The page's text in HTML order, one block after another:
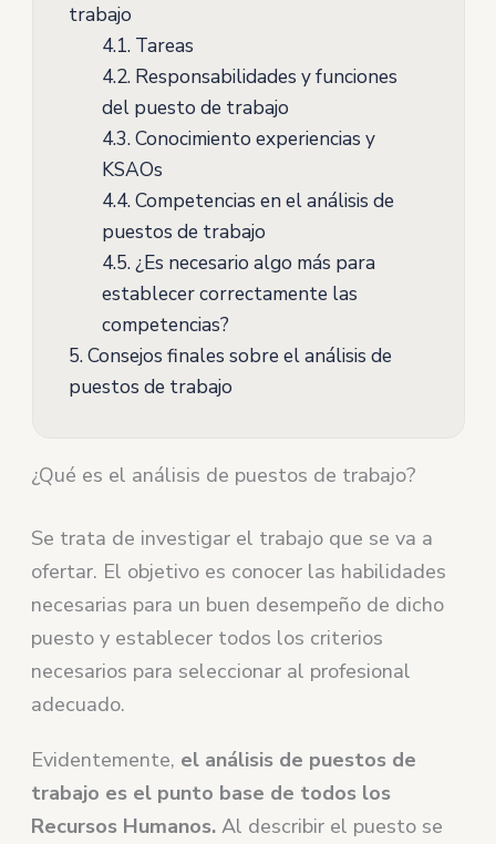
trabajo
4.1.Tareas
4.2.Responsabilidades y funciones
del puesto de trabajo
4.3.Conocimiento experiencias y
KSAOs
4.4.Competencias en el análisis de
puestos de trabajo
4.5.¿Es necesario algo más para
establecer correctamente las
competencias?
5.Consejos finales sobre el análisis de
puestos de trabajo
¿Qué es el análisis de puestos de trabajo?
Se trata de investigar el trabajo que se va a
ofertar. El objetivo es conocer las habilidades
necesarias para un buen desempeño de dicho
puesto y establecer todos los criterios
necesarios para seleccionar al profesional
adecuado.
Evidentemente, el análisis de puestos de
trabajo es el punto base de todos los
Recursos Humanos. Al describir el puesto se